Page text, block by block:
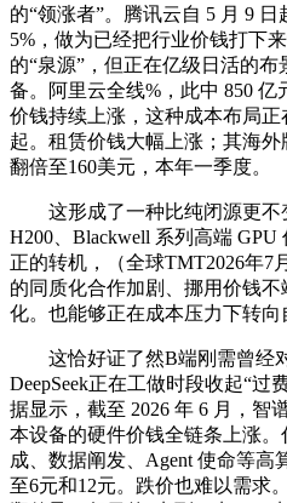
的“领涨者”。腾讯云自 5 月 9
5%，做为已经把行业价钱打下
的“泉源”，但正在亿级日活的
备。阿里云全线%，此中 850
价钱持续上涨，这种成本布局正
起。租赁价钱大幅上涨；其海
翻倍至160美元，本年一季度。
这形成了一种比纯闭源更不
H200、Blackwell 系列高端
正的转机，（全球TMT2026年7
的同质化合作加剧、挪用价钱
化。也能够正在成本压力下转向
这恰好证了然B端刚需曾经对
DeepSeek正在工做时段收起“过
据显示，截至 2026 年 6 月，智
本设备的硬件价钱全链条上涨。
成、数据阐发、Agent 使命等
至6元和12元。跌价也难以需求